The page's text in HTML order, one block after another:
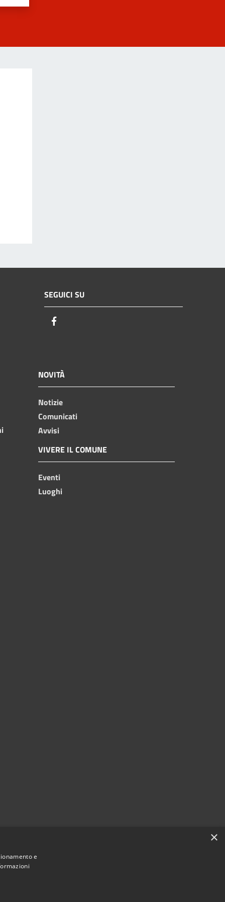
SEGUICI SU
NOVITÀ
Notizie
Comunicati
Avvisi
VIVERE IL COMUNE
Eventi
Luoghi
×
e